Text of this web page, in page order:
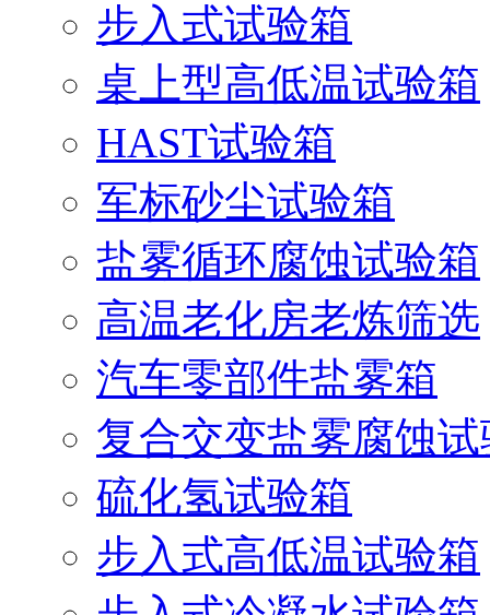
步入式试验箱
桌上型高低温试验箱
HAST试验箱
军标砂尘试验箱
盐雾循环腐蚀试验箱
高温老化房老炼筛选
汽车零部件盐雾箱
复合交变盐雾腐蚀
硫化氢试验箱
步入式高低温试验箱